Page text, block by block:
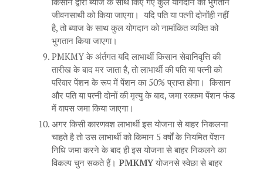
जीवनसाथी को किया जाएगा। यदि पति या पत्नी दोनोंही नहीं
है, तो ब्याज के साथ कुल योगदान को नामांकित व्यक्ति को
भुगतान किया जाएगा।
PMKMY के अंर्तगत यदि लाभार्थी किसान सेवानिवृत्ति की
तारीख के बाद मर जाता है, तो लाभार्थी की पति या पत्नी को
परिवार पेंशन के रूप में पेंशन का 50% प्राप्त होगा। किसान
और पति या पत्नी दोनों की मृत्यु के बाद, जमा रक्कम पेंशन फंड
में वापस जमा किया जाएगा।
अगर किसी कारणवश लाभार्थी इस योजना से बाहर निकलना
चाहते है तो उस लाभार्थी को किमान 5 वर्षों के नियमित पेंशन
निधि जमा करने के बाद ही इस योजना से बाहर निकलने का
विकल्प चुन सकते हैं। PMKMYयोजनसे स्वेछा से बाहर